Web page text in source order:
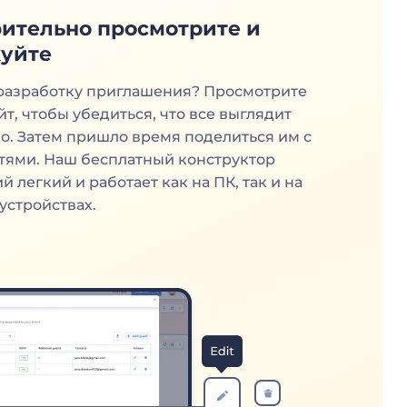
просмотрите и
приглашения? Просмотрите
чтобы убедиться, что все выглядит
Затем пришло время поделиться им с
Наш бесплатный конструктор
легкий и работает как на ПК, так и на